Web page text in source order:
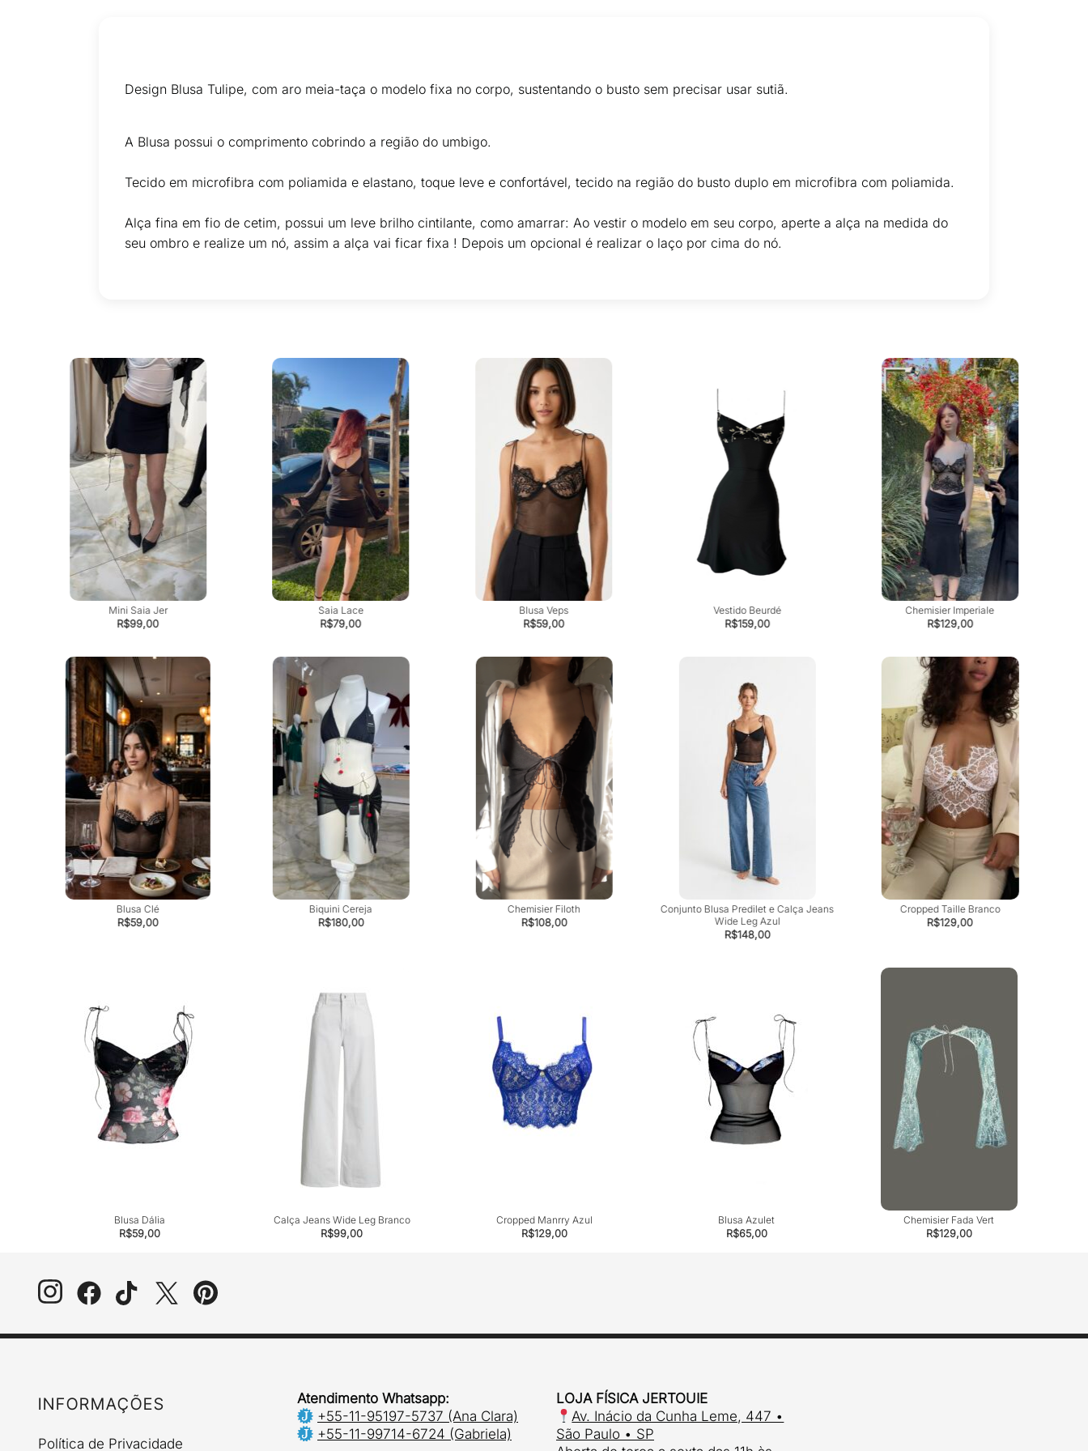
Design Blusa Tulipe, com aro meia-taça o modelo fixa no corpo, sustentando o busto sem precisar usar sutiã.
A Blusa possui o comprimento cobrindo a região do umbigo.
Tecido em microfibra com poliamida e elastano, toque leve e confortável, tecido na região do busto duplo em microfibra com poliamida.
Alça fina em fio de cetim, possui um leve brilho cintilante, como amarrar: Ao vestir o modelo em seu corpo, aperte a alça na medida do
seu ombro e realize um nó, assim a alça vai ficar fixa ! Depois um opcional é realizar o laço por cima do nó.
Mini Saia Jer
R$99,00
Saia Lace
R$79,00
Blusa Veps
R$59,00
Vestido Beurdé
R$159,00
Chemisier Imperiale
R$129,00
Cropped Taille Branco
R$129,00
Conjunto Blusa Predilet e Calça Jeans
Wide Leg Azul
R$148,00
Chemisier Filoth
R$108,00
Biquini Cereja
R$180,00
Blusa Clé
R$59,00
Blusa Dália
R$59,00
Calça Jeans Wide Leg Branco
R$99,00
Cropped Manrry Azul
R$129,00
Blusa Azulet
R$65,00
Chemisier Fada Vert
R$129,00
INFORMAÇÕES
Política de Privacidade
Atendimento Whatsapp:
+55-11-95197-5737 (Ana Clara)
+55-11-99714-6724 (Gabriela)
LOJA FÍSICA JERTOUIE
Av. Inácio da Cunha Leme, 447 •
São Paulo • SP